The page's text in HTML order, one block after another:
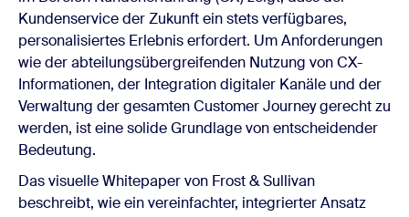
Kundenservice der Zukunft ein stets verfügbares,
personalisiertes Erlebnis erfordert. Um Anforderungen
wie der abteilungsübergreifenden Nutzung von CX-
Informationen, der Integration digitaler Kanäle und der
Verwaltung der gesamten Customer Journey gerecht zu
werden, ist eine solide Grundlage von entscheidender
Bedeutung.
Das visuelle Whitepaper von Frost & Sullivan
beschreibt, wie ein vereinfachter, integrierter Ansatz